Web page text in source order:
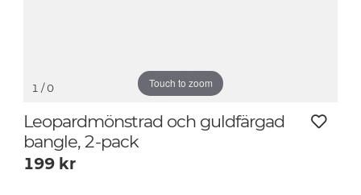
Touch to zoom
1 / 0
Leopardmönstrad och guldfärgad
bangle, 2-pack
199 kr